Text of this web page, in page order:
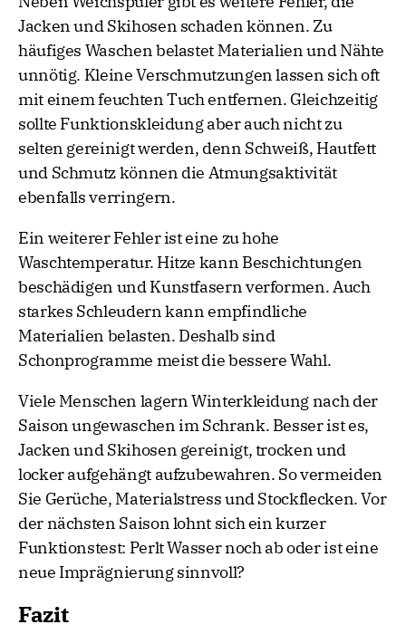
Jacken und Skihosen schaden können. Zu
häufiges Waschen belastet Materialien und Nähte
unnötig. Kleine Verschmutzungen lassen sich oft
mit einem feuchten Tuch entfernen. Gleichzeitig
sollte Funktionskleidung aber auch nicht zu
selten gereinigt werden, denn Schweiß, Hautfett
und Schmutz können die Atmungsaktivität
ebenfalls verringern.
Ein weiterer Fehler ist eine zu hohe
Waschtemperatur. Hitze kann Beschichtungen
beschädigen und Kunstfasern verformen. Auch
starkes Schleudern kann empfindliche
Materialien belasten. Deshalb sind
Schonprogramme meist die bessere Wahl.
Viele Menschen lagern Winterkleidung nach der
Saison ungewaschen im Schrank. Besser ist es,
Jacken und Skihosen gereinigt, trocken und
locker aufgehängt aufzubewahren. So vermeiden
Sie Gerüche, Materialstress und Stockflecken. Vor
der nächsten Saison lohnt sich ein kurzer
Funktionstest: Perlt Wasser noch ab oder ist eine
neue Imprägnierung sinnvoll?
Fazit